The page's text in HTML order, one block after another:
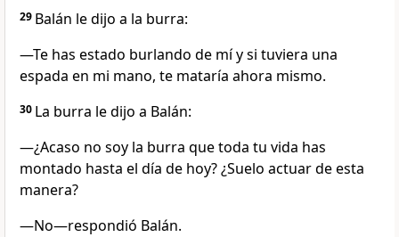
29 Balán le dijo a la burra:
—Te has estado burlando de mí y si tuviera una
espada en mi mano, te mataría ahora mismo.
30 La burra le dijo a Balán:
—¿Acaso no soy la burra que toda tu vida has
montado hasta el día de hoy? ¿Suelo actuar de esta
manera?
—No—respondió Balán.